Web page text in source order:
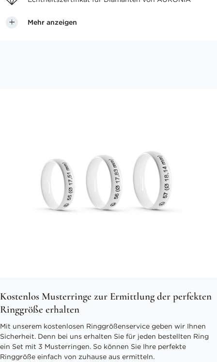
Mehr anzeigen
Kostenlos Musterringe zur Ermittlung der perfekten
Ringgröße erhalten
Mit unserem kostenlosen Ringgrößenservice geben wir Ihnen
Sicherheit. Denn bei uns erhalten Sie für jeden bestellten Ring
ein Set mit 3 Musterringen. So können Sie Ihre perfekte
Ringgröße einfach von zuhause aus ermitteln.